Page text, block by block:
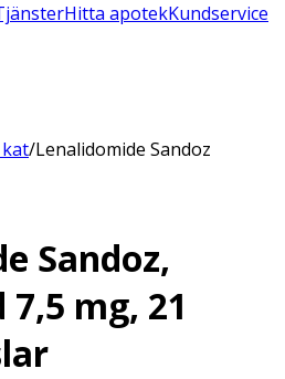
Hitta apotekKundservice
/Lenalidomide Sandoz
Sandoz,
mg, 21